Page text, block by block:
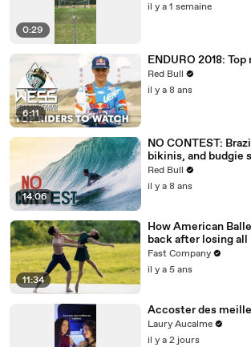
0:29
il y a 1 semaine
6:11
ENDURO 2018:
Red Bull
il y a 8 ans
14:06
NO CONTEST:
bikinis, and budgie
Red Bull
il y a 8 ans
11:34
How American
back after losing
COVID
Fast Company
il y a 5 ans
Accoster des
Laury Aucalme
il y a 2 jours